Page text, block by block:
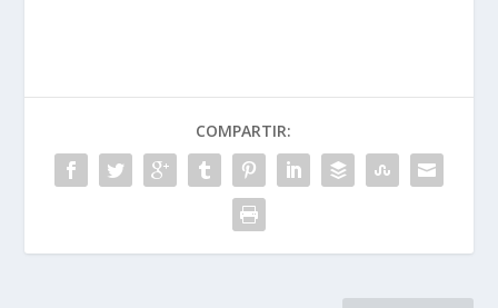
COMPARTIR: